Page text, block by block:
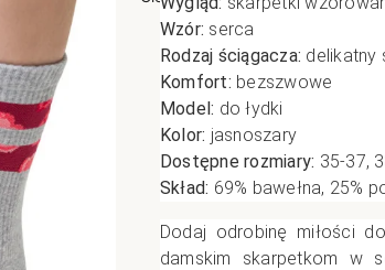
NOWOŚCI OPAKOWANIA
Antypoślizgowe
Do spania
Rozmiar XL
GETRY
Jednokolorowe
Wzorowane
Wzór: serca
Rodzaj ściągacza: delikatny
Komfort: bezszwowe
Model: do łydki
Kolor: jasnoszary
Dostępne rozmiary: 35-37,
Skład: 69% bawełna, 25%
Dodaj odrobinę miłości
damskim skarpetkom w